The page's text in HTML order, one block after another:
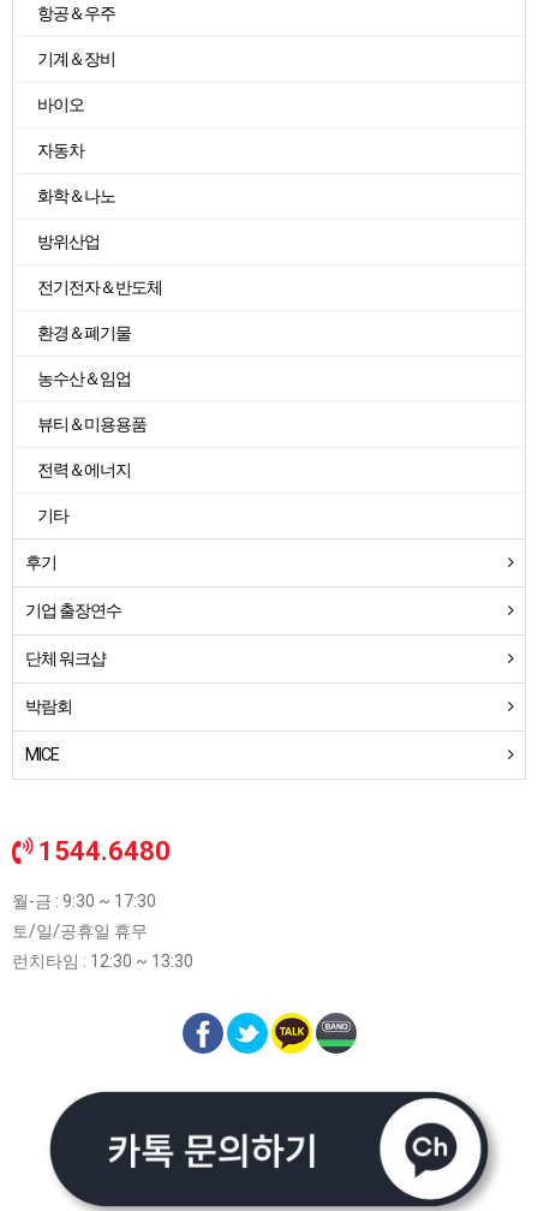
항공＆우주
기계＆장비
바이오
자동차
화학＆나노
방위산업
전기전자＆반도체
환경＆폐기물
농수산＆임업
뷰티＆미용용품
전력＆에너지
기타
후기
기업 출장연수
단체 워크샵
박람회
MICE
1544.6480
월-금 : 9:30 ~ 17:30
토/일/공휴일 휴무
런치타임 : 12:30 ~ 13:30